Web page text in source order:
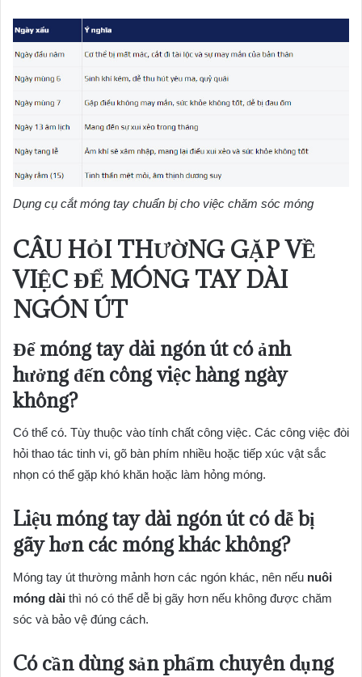
Dụng cụ cắt móng tay chuẩn bị cho việc chăm sóc móng
CÂU HỎI THƯỜNG GẶP VỀ
VIỆCĐỂ MÓNG TAY DÀI
NGÓN ÚT
Để móng tay dài ngón útcó ảnh
hưởng đến công việc hàng ngày
không?
Có thể có. Tùy thuộc vào tính chất công việc. Các công việc đòi
hỏi thao tác tinh vi, gõ bàn phím nhiều hoặc tiếp xúc vật sắc
nhọn có thể gặp khó khăn hoặc làm hỏng móng.
Liệumóng tay dài ngón útcó dễ bị
gãy hơn các móng khác không?
Móng tay út thường mảnh hơn các ngón khác, nên nếu nuôi
móng dài thì nó có thể dễ bị gãy hơn nếu không được chăm
sóc và bảo vệ đúng cách.
Có cần dùng sản phẩm chuyên dụng